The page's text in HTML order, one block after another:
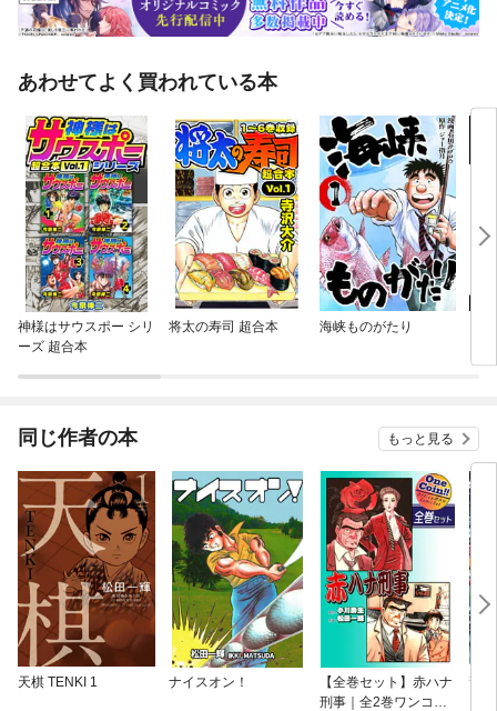
あわせてよく買われている本
神様はサウスポー シリ
ーズ 超合本
将太の寿司 超合本 海峡ものがたり
同じ作者の本 もっと見る
天棋 TENKI 1 ナイスオン！
【全巻セット】赤ハナ
刑事｜全2巻ワンコイ
龍